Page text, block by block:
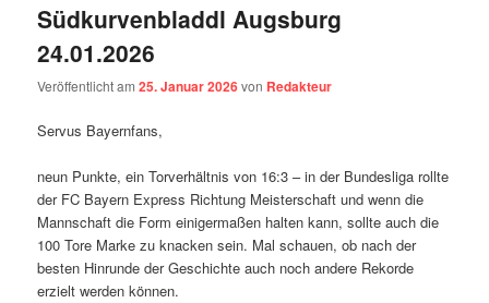
Südkurvenbladdl Augsburg
24.01.2026
Veröffentlicht am25. Januar 2026von Redakteur
Servus Bayernfans,
neun Punkte, ein Torverhältnis von 16:3 – in der Bundesliga rollte
der FC Bayern Express Richtung Meisterschaft und wenn die
Mannschaft die Form einigermaßen halten kann, sollte auch die
100 Tore Marke zu knacken sein. Mal schauen, ob nach der
besten Hinrunde der Geschichte auch noch andere Rekorde
erzielt werden können.